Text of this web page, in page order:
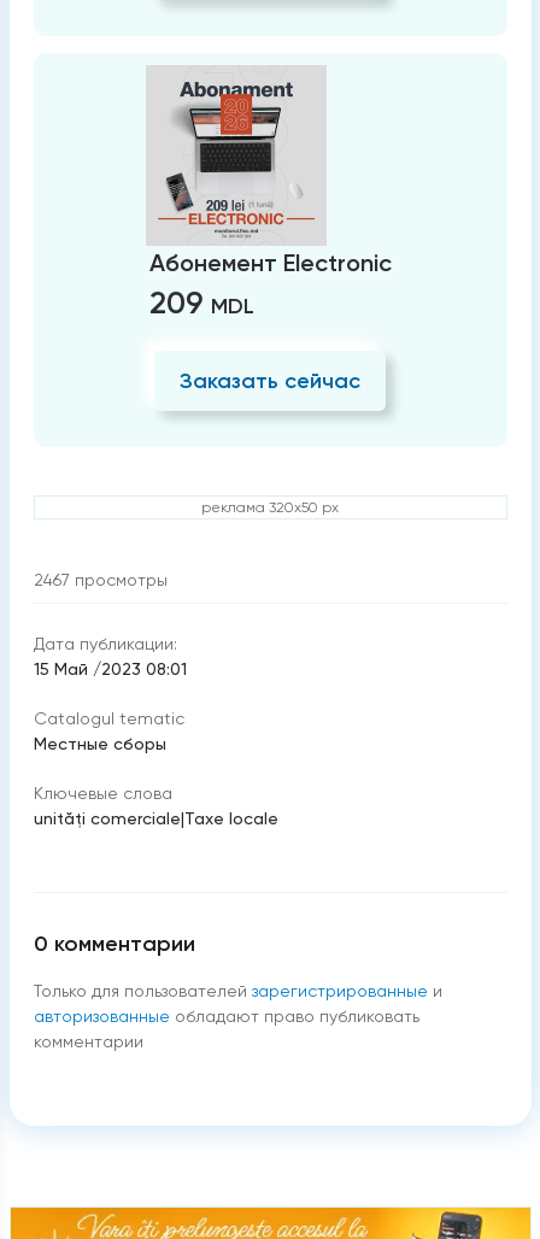
Абонемент Electronic
209 MDL
Заказать сейчас
реклама 320x50 px
2467 просмотры
Дата публикации:
15 Май /2023 08:01
Catalogul tematic
Местные сборы
Ключевые слова
unităţi comerciale|Taxe locale
0 комментарии
Только для пользователей зарегистрированные и
авторизованные обладают право публиковать
комментарии